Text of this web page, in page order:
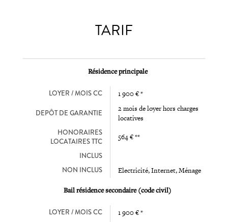
TARIF
Résidence principale
LOYER / MOIS CC 1 900 € *
DEPÔT DE GARANTIE
2 mois de loyer hors charges
locatives
HONORAIRES
LOCATAIRES TTC
564 € **
INCLUS
NON INCLUS
Electricité, Internet, Ménage
Bail résidence secondaire (code civil)
LOYER / MOIS CC 1 900 € *